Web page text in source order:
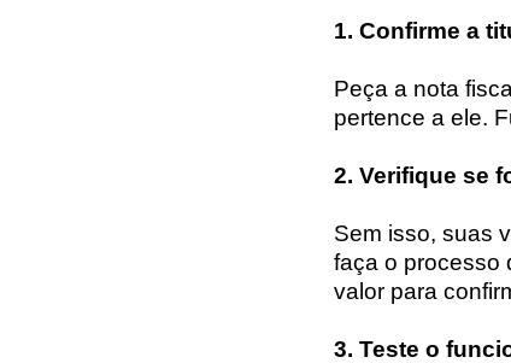
1. Confirme a
Peça a nota
pertence a ele.
2. Verifique se
Sem isso, suas
faça o processo
valor para
3. Teste o